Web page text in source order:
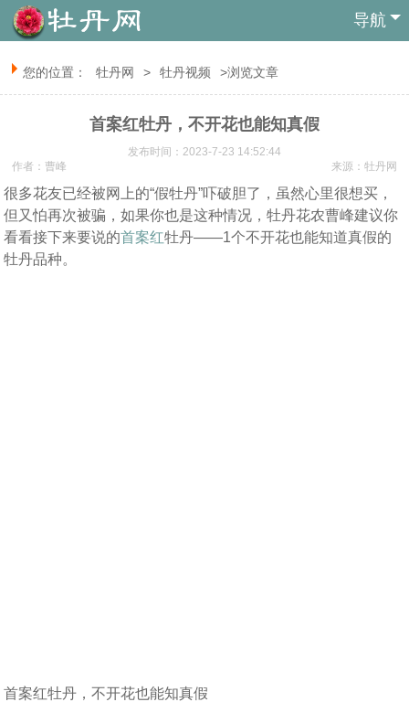
导航
您的位置： 牡丹网 > 牡丹视频 >浏览文章
首案红牡丹，不开花也能知真假
发布时间：2023-7-23 14:52:44
来源： 牡丹网
作者：曹峰
很多花友已经被网上的“假牡丹”吓破胆了，虽然心里很想买，
但又怕再次被骗，如果你也是这种情况，牡丹花农曹峰建议你
看看接下来要说的首案红牡丹——1个不开花也能知道真假的
牡丹品种。
首案红牡丹，不开花也能知真假